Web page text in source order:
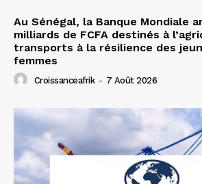
Au Sénégal, la Banque Mondiale
milliards de FCFA destinés à
transports à la résilience des
femmes
Croissanceafrik - 7 Août 2026